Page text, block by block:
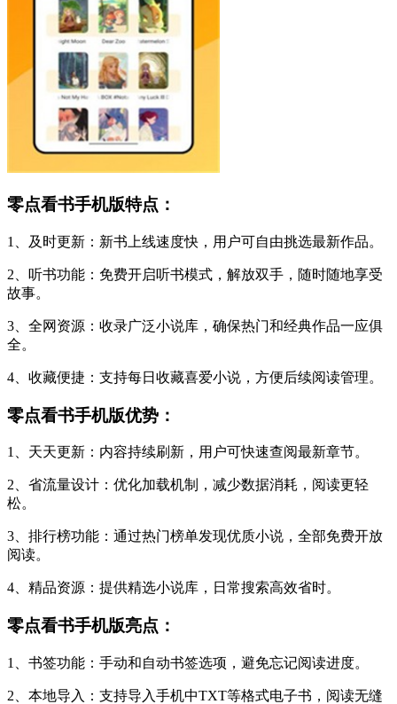
零点看书手机版特点：
1、及时更新：新书上线速度快，用户可自由挑选最新作品。
2、听书功能：免费开启听书模式，解放双手，随时随地享受
故事。
3、全网资源：收录广泛小说库，确保热门和经典作品一应俱
全。
4、收藏便捷：支持每日收藏喜爱小说，方便后续阅读管理。
零点看书手机版优势：
1、天天更新：内容持续刷新，用户可快速查阅最新章节。
2、省流量设计：优化加载机制，减少数据消耗，阅读更轻
松。
3、排行榜功能：通过热门榜单发现优质小说，全部免费开放
阅读。
4、精品资源：提供精选小说库，日常搜索高效省时。
零点看书手机版亮点：
1、书签功能：手动和自动书签选项，避免忘记阅读进度。
2、本地导入：支持导入手机中TXT等格式电子书，阅读无缝